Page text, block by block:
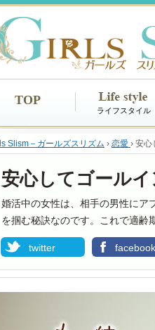
TOP
ライフスタイル
Slism－ガールズスリズム › 恋愛 › 安心
安心してゴール
婚活中の女性は、相手の男性にア
を掴む秘訣なのです。これで適齢
twitter facebook